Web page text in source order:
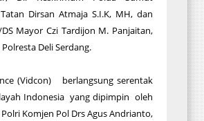
Dirsan Atmaja S.I.K, MH, dan
Mayor Czi Tardijon M. Panjaitan,
Polresta Deli Serdang.
(Vidcon) berlangsung serentak
Indonesia yang dipimpin oleh
Komjen Pol Drs Agus Andrianto,